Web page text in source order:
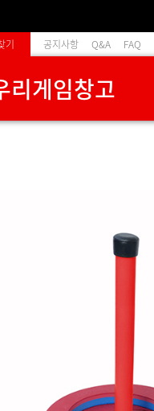
기 공지사항 Q&A FAQ
리게임창고